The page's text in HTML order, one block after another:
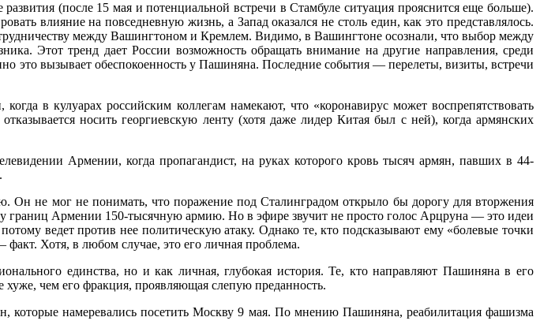
(после 15 мая и потенциальной встречи в Стамбуле ситуация прояснится еще больше).
влияние на повседневную жизнь, а Запад оказался не столь един, как это представлялось.
между Вашингтоном и Кремлем. Видимо, в Вашингтоне осознали, что выбор между
Этот тренд дает России возможность обращать внимание на другие направления, среди
это вызывает обеспокоенность у Пашиняна. Последние события — перелеты, визиты, встречи
в кулуарах российским коллегам намекают, что «коронавирус может воспрепятствовать
носить георгиевскую ленту (хотя даже лидер Китая был с ней), когда армянских
Армении, когда пропагандист, на руках которого кровь тысяч армян, павших в 44-
Он не мог не понимать, что поражение под Сталинградом открыло бы дорогу для вторжения
Армении 150-тысячную армию. Но в эфире звучит не просто голос Арцруна — это идеи
ведет против нее политическую атаку. Однако те, кто подсказывают ему «болевые точки
Хотя, в любом случае, это его личная проблема.
единства, но и как личная, глубокая история. Те, кто направляют Пашиняна в его
чем его фракция, проявляющая слепую преданность.
которые намеревались посетить Москву 9 мая. По мнению Пашиняна, реабилитация фашизма